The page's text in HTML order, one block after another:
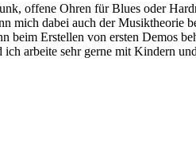
offene Ohren für Blues oder
mich dabei auch der Musiktheorie
beim Erstellen von ersten Demos
arbeite sehr gerne mit Kindern